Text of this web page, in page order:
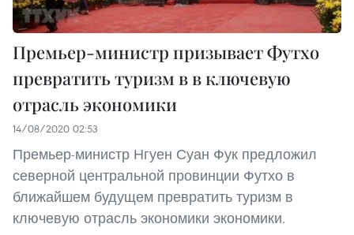
Премьер-министр призывает Футхо
превратить туризм в в ключевую
отрасль экономики
14/08/2020 02:53
Премьер-министр Нгуен Суан Фук предложил
северной центральной провинции Футхо в
ближайшем будущем превратить туризм в
ключевую отрасль экономики экономики.